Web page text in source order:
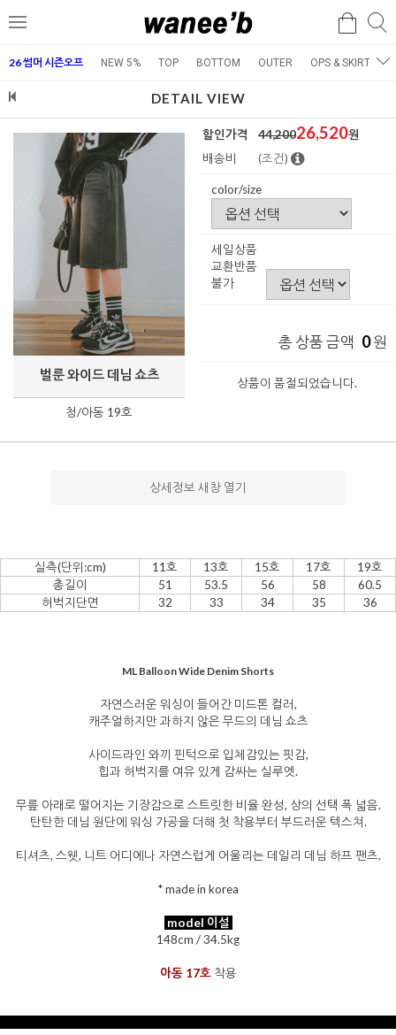
메
검
26 썸머 시즌오프 NEW 5% TOP BOTTOM OUTER OPS & SKIRT
DETAIL VIEW
벌룬 와이드 데님 쇼츠
청/아동 19호
할인가격 44,20026,520원
배송비
(조건)
color/size
세일상품
교환반품
불가
총 상품 금액 0원
상품이 품절되었습니다.
상세정보 새창 열기
실측(단위:cm) 11호 13호 15호 17호
19호
총길이
51 53.5 56 58
60.5
허벅지단면
32 33 34 35 36
ML Balloon Wide Denim Shorts
자연스러운 워싱이 들어간 미드톤 컬러,
캐주얼하지만 과하지 않은 무드의 데님 쇼츠
사이드라인 와끼 핀턱으로 입체감있는 핏감,
힙과 허벅지를 여유 있게 감싸는 실루엣.
무릎 아래로 떨어지는 기장감으로 스트릿한 비율 완성, 상의 선택 폭 넓음.
탄탄한 데님 원단에 워싱 가공을 더해 첫 착용부터 부드러운 텍스쳐.
티셔츠, 스웻, 니트 어디에나 자연스럽게 어울리는 데일리 데님 하프 팬츠.
* made in korea
model 이설
148cm / 34.5kg
아동 17호착용